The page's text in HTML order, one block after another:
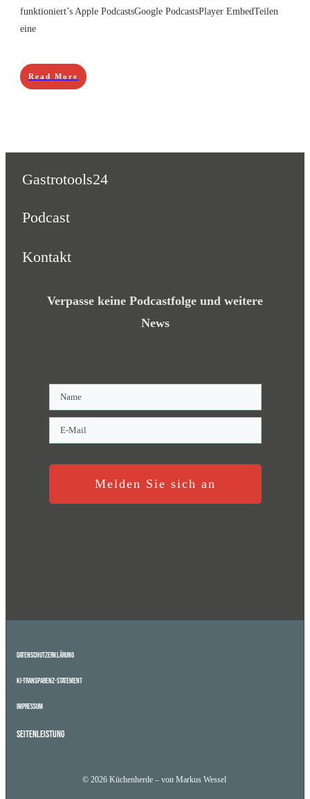
funktioniert’s Apple PodcastsGoogle PodcastsPlayer EmbedTeilen
eine
Read More
Gastrotools24
Podcast
Kontakt
Verpasse keine Podcastfolge und weitere
News
Melden Sie sich an
Datenschutzerklärung
KI-Transparenz-Statement
Impressum
Seitenleistung
© 2026 Küchenherde – von Markus Wessel